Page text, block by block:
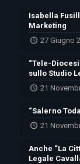
Isabella
Marketing
27 Giugno
“Tele-
sullo Studio
21
“Salerno
21
Anche “La
Legale